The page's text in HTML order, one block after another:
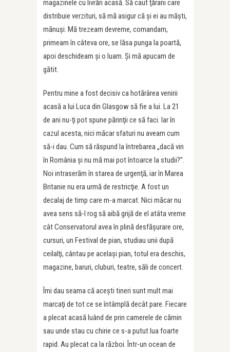
magazinele cu livrări acasă. Să caut ţărani care
distribuie verzituri, să mă asigur că şi ei au măşti,
mănuşi. Mă trezeam devreme, comandam,
primeam în câteva ore, se lăsa punga la poartă,
apoi deschideam şi o luam. Şi mă apucam de
gătit.
Pentru mine a fost decisiv ca hotărârea venirii
acasă a lui Luca din Glasgow să fie a lui. La 21
de ani nu-ţi pot spune părinţii ce să faci. Iar în
cazul acesta, nici măcar sfaturi nu aveam cum
să-i dau. Cum să răspund la întrebarea „dacă vin
în România şi nu mă mai pot întoarce la studii?”.
Noi intraserăm în starea de urgenţă, iar în Marea
Britanie nu era urmă de restricţie. A fost un
decalaj de timp care m-a marcat. Nici măcar nu
avea sens să-l rog să aibă grijă de el atâta vreme
cât Conservatorul avea în plină desfăşurare ore,
cursuri, un Festival de pian, studiau unii după
ceilalţi, cântau pe acelaşi pian, totul era deschis,
magazine, baruri, cluburi, teatre, săli de concert.
Îmi dau seama că aceşti tineri sunt mult mai
marcaţi de tot ce se întâmplă decât pare. Fiecare
a plecat acasă luând de prin camerele de cămin
sau unde stau cu chirie ce s-a putut lua foarte
rapid. Au plecat ca la război. Într-un ocean de